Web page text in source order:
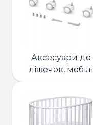
Аксесуари до
ліжечок, мобілі